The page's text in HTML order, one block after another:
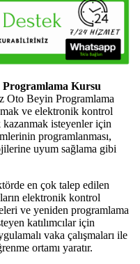
Kursu
Oto Beyin Programlama
ve elektronik kontrol
isteyenler için
programlanması,
uyum sağlama gibi
en çok talep edilen
elektronik kontrol
ve yeniden programlama
katılımcılar için
vaka çalışmaları ile
ortamı yaratır.